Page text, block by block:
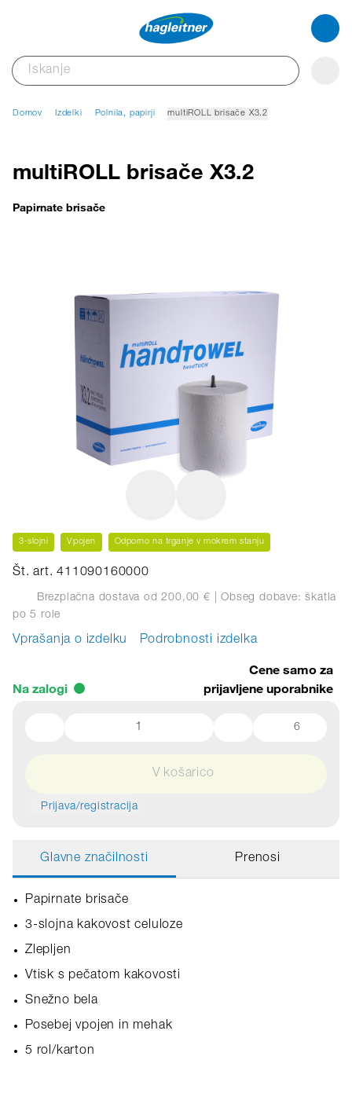
Domov Izdelki Polnila, papirji multiROLL brisače X3.2
multiROLL brisače X3.2
Papirnate brisače
3-slojni Vpojen Odporno na trganje v mokrem stanju
Št. art. 411090160000
Brezplačna dostava od 200,00 € | Obseg dobave: škatla
po 5 role
Vprašanja o izdelku Podrobnosti izdelka
Na zalogi
Cene samo za
prijavljene uporabnike
6
V košarico
Prijava/registracija
Glavne značilnosti Prenosi
Papirnate brisače
3-slojna kakovost celuloze
Zlepljen
Vtisk s pečatom kakovosti
Snežno bela
Posebej vpojen in mehak
5 rol/karton